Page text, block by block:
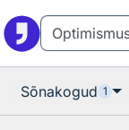
Sõnakogud 1